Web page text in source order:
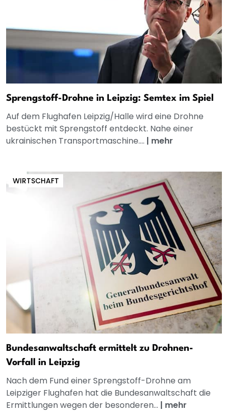
Sprengstoff-Drohne in Leipzig: Semtex im Spiel
Auf dem Flughafen Leipzig/Halle wird eine Drohne
bestückt mit Sprengstoff entdeckt. Nahe einer
ukrainischen Transportmaschine.... | mehr
WIRTSCHAFT
Bundesanwaltschaft ermittelt zu Drohnen-
Vorfall in Leipzig
Nach dem Fund einer Sprengstoff-Drohne am
Leipziger Flughafen hat die Bundesanwaltschaft die
Ermittlungen wegen der besonderen... | mehr